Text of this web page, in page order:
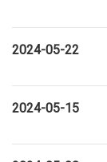
2024-05-22
2024-05-15